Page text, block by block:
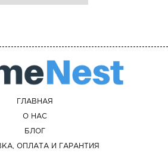
ГЛАВНАЯ
О НАС
БЛОГ
ОПЛАТА И ГАРАНТИЯ